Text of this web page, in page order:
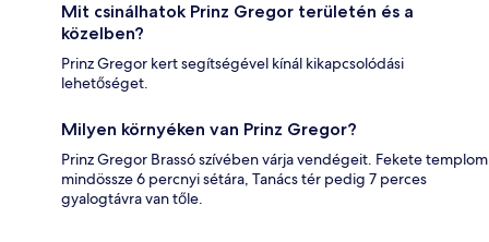
Mit csinálhatok Prinz Gregor területén és a
közelben?
Prinz Gregor kert segítségével kínál kikapcsolódási
lehetőséget.
Milyen környéken van Prinz Gregor?
Prinz Gregor Brassó szívében várja vendégeit. Fekete templom
mindössze 6 percnyi sétára, Tanács tér pedig 7 perces
gyalogtávra van tőle.